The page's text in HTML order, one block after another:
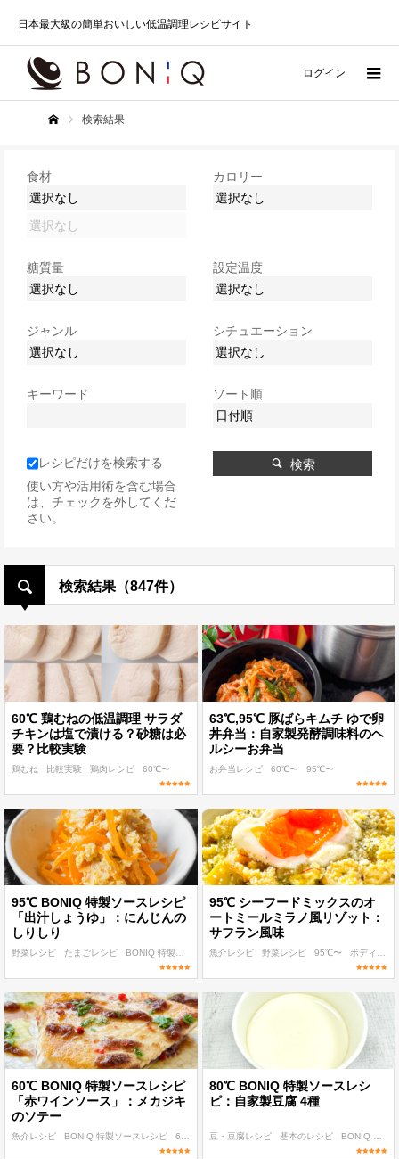
日本最大級の簡単おいしい低温調理レシピサイト
ログイン
検索結果
食材 カロリー
糖質量 設定温度
ジャンル シチュエーション
キーワード ソート順
レシピだけを検索する
使い方や活用術を含む場合
は、チェックを外してくだ
さい。
検索
検索結果（847件）
60℃ 鶏むねの低温調理 サラダ
チキンは塩で漬ける？砂糖は必
要？比較実験
鶏むね 比較実験 鶏肉レシピ 60℃〜
63℃,95℃ 豚ばらキムチ ゆで卵
丼弁当：自家製発酵調味料のヘ
ルシーお弁当
お弁当レシピ 60℃〜 95℃〜
95℃ BONIQ 特製ソースレシピ
「出汁しょうゆ」：にんじんの
しりしり
野菜レシピ たまごレシピ BONIQ 特製ソースレシピ 95℃〜 作り置き
95℃ シーフードミックスのオ
ートミールミラノ風リゾット：
サフラン風味
魚介レシピ 野菜レシピ 95℃〜 ボディメイク
60℃ BONIQ 特製ソースレシピ
「赤ワインソース」：メカジキ
のソテー
魚介レシピ BONIQ 特製ソースレシピ 60℃〜 朝食・ランチ ディナー
80℃ BONIQ 特製ソースレシ
ピ：自家製豆腐 4種
豆・豆腐レシピ 基本のレシピ BONIQ 特製ソースレシピ